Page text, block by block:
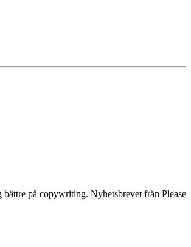
på copywriting. Nyhetsbrevet från Please